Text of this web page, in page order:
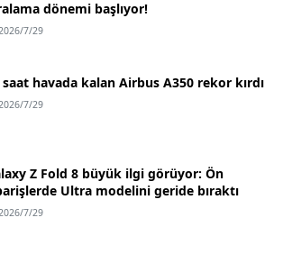
dönemi başlıyor!
7/29
saat havada kalan Airbus A350 rekor kırdı
7/29
Z Fold 8 büyük ilgi görüyor: Ön
Ultra modelini geride bıraktı
7/29